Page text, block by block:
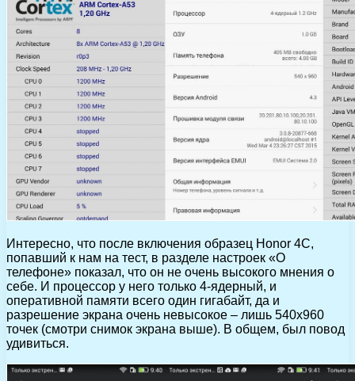
Интересно, что после включения образец Honor 4C,
попавший к нам на тест, в разделе настроек «О
телефоне» показал, что он не очень высокого мнения о
себе. И процессор у него только 4-ядерный, и
оперативной памяти всего один гигабайт, да и
разрешение экрана очень невысокое – лишь 540х960
точек (смотри снимок экрана выше). В общем, был повод
удивиться.